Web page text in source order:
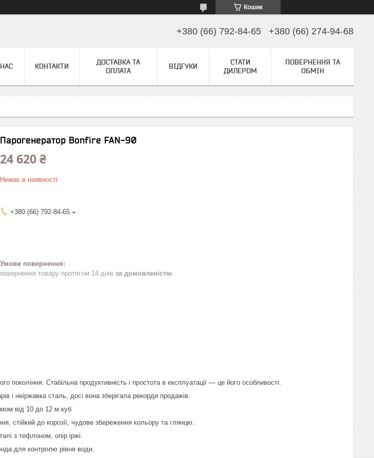
Кошик
+380 (66) 792-84-65 +380 (66) 274-94-68
КОНТАКТИ
ДОСТАВКА ТА
ОПЛАТА
ВІДГУКИ
СТАТИ
ДИЛЕРОМ
ПОВЕРНЕННЯ ТА
ОБМІН
Парогенератор Bonfire FAN-90
24 620 ₴
Немає в наявності
+380 (66) 792-84-65
повернення товару протягом 14 днів за домовленістю
покоління. Стабільна продуктивність і простота в експлуатації — це його особливості.
і неіржавка сталь, досі вона зберігала рекорди продажів.
від 10 до 12 м.куб
стійкий до корозії, чудове збереження кольору та глянцю.
з тефлоном, опір іржі.
для контролю рівня води.